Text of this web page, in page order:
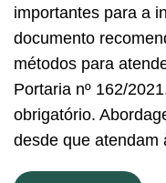
importantes para a
documento
métodos para
Portaria nº 162/
obrigatório.
desde que atendam